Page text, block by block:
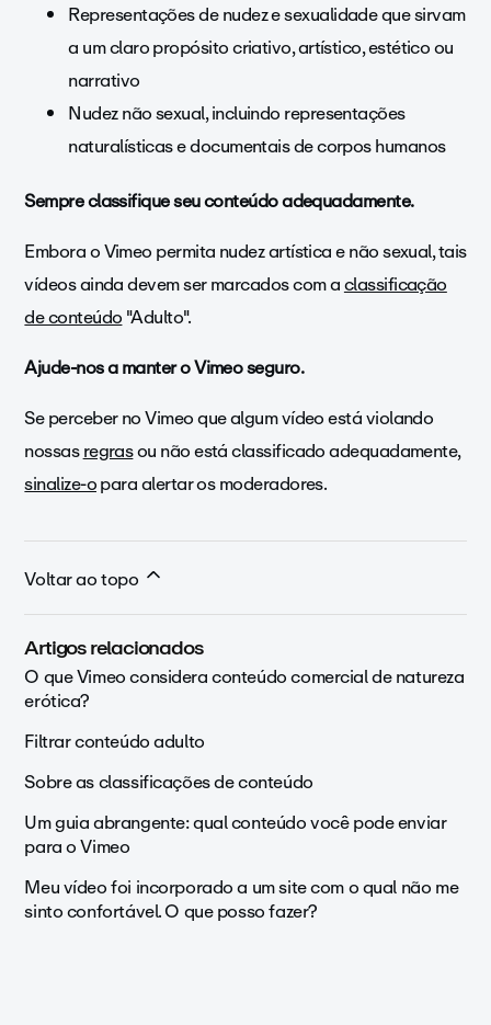
Representações de nudez e sexualidade que sirvam
a um claro propósito criativo, artístico, estético ou
narrativo
Nudez não sexual, incluindo representações
naturalísticas e documentais de corpos humanos
Sempre classifique seu conteúdo adequadamente.
Embora o Vimeo permita nudez artística e não sexual, tais
vídeos ainda devem ser marcados com aclassificação
de conteúdo"Adulto".
Ajude-nos a manter o Vimeo seguro.
Se perceber no Vimeo que algum vídeo está violando
nossasregrasou não está classificado adequadamente,
sinalize-opara alertar os moderadores.
Voltar ao topo
Artigos relacionados
O que Vimeo considera conteúdo comercial de natureza
erótica?
Filtrar conteúdo adulto
Sobre as classificações de conteúdo
Um guia abrangente: qual conteúdo você pode enviar
para o Vimeo
Meu vídeo foi incorporado a um site com o qual não me
sinto confortável. O que posso fazer?